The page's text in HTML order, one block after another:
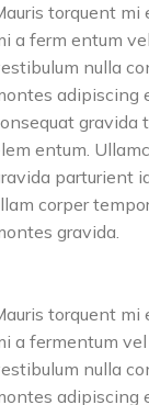
torquent mi
a ferm entum
nulla
adipiscing
gravida
entum.
parturient
corper
gravida.
torquent mi
a fermentum
nulla
adipiscing